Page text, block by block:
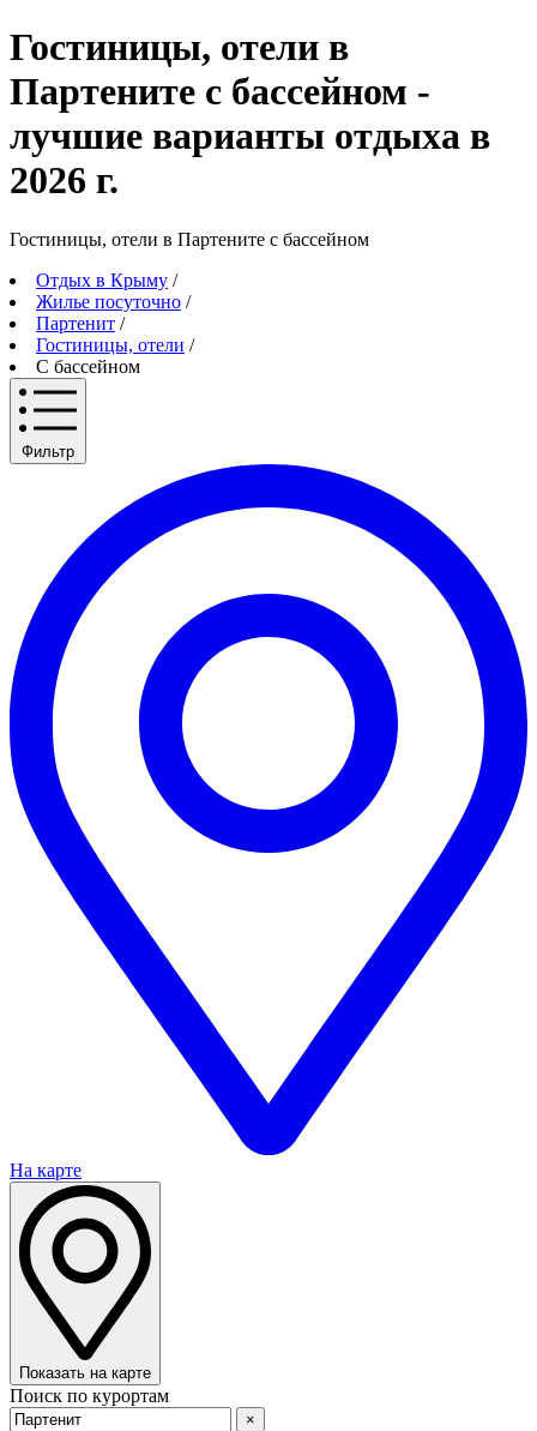
Гостиницы, отели в
Партените с бассейном -
лучшие варианты отдыха в
2026 г.
Гостиницы, отели в Партените c бассейном
Отдых в Крыму /
Жилье посуточно /
Партенит /
Гостиницы, отели /
С бассейном
Фильтр
На карте
Показать на карте
Поиск по курортам
×